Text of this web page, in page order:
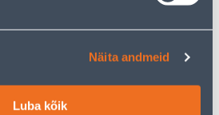
Näita andmeid
Luba kõik
A CHROME 170